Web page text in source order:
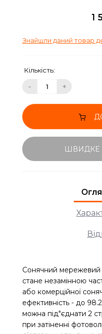
1
Знайшли даний товар
Кількість:
- +
ШВИДКЕ
Сонячний мережевий
стане незамінною
або комерційної
ефективність - до
можна під"єднати 2
при затіненні